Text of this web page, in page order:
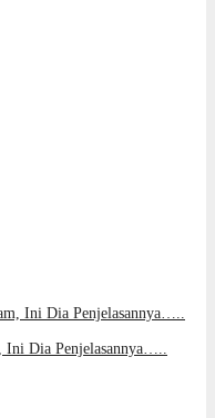
Dia Penjelasannya…..